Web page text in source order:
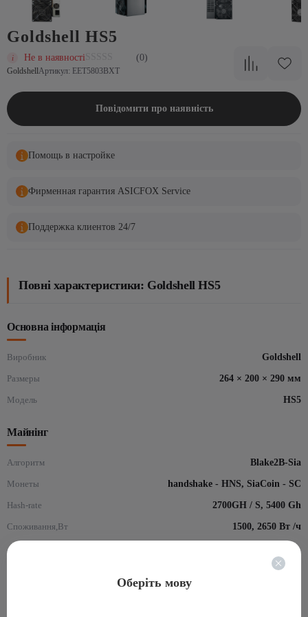
Goldshell HS5
Не в наявності (0)
GoldshellАртикул: EET5803BXT
Повідомити про наявність
Помощь в настройке
Фирменная гарантия ASICFOX Service
Поддержка клиентов 24/7
Повні характеристики: Goldshell HS5
Основна інформація
Виробник Goldshell
Размеры 264 × 200 × 290 мм
Модель HS5
Майнінг
Алгоритм Blake2B-Sia
Монеты handshake - HNS, SiaCoin - SC
Hash-rate 2700GH / S, 5400 Gh
Споживання,Вт 1500, 2650 Вт /ч
Відгуки для: Goldshell HS5(0)
Оберіть мову